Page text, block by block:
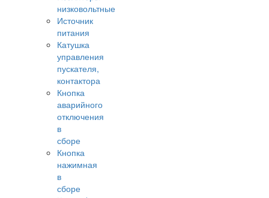
низковольтные
Источник
питания
Катушка
управления
пускателя,
контактора
Кнопка
аварийного
отключения
в
сборе
Кнопка
нажимная
в
сборе